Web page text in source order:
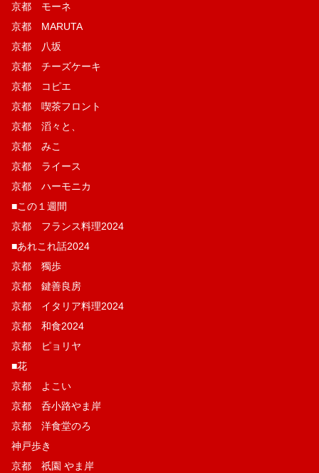
京都 モーネ
京都 MARUTA
京都 八坂
京都 チーズケーキ
京都 コピエ
京都 喫茶フロント
京都 滔々と、
京都 みこ
京都 ライース
京都 ハーモニカ
■この１週間
京都 フランス料理2024
■あれこれ話2024
京都 獨歩
京都 鍵善良房
京都 イタリア料理2024
京都 和食2024
京都 ピョリヤ
■花
京都 よこい
京都 呑小路やま岸
京都 洋食堂のろ
神戸歩き
京都 祇園 やま岸